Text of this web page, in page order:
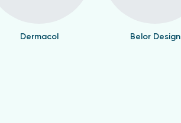
Dermacol Belor Design